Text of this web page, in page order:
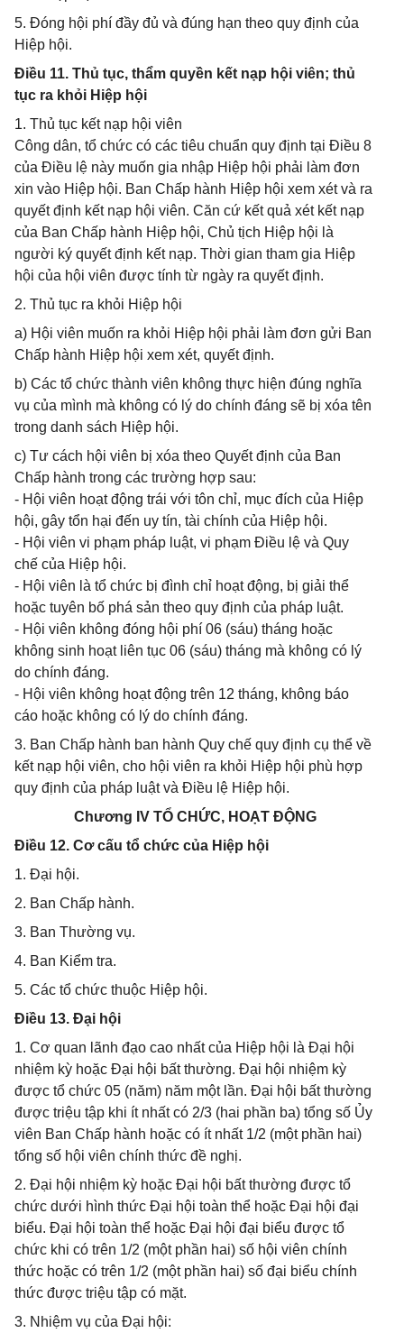
5. Đóng hội phí đầy đủ và đúng hạn theo quy định của
Hiệp hội.
Điều 11. Thủ tục, thẩm quyền kết nạp hội viên; thủ
tục ra khỏi Hiệp hội
1. Thủ tục kết nạp hội viên
Công dân, tổ chức có các tiêu chuẩn quy định tại Điều 8
của Điều lệ này muốn gia nhập Hiệp hội phải làm đơn
xin vào Hiệp hội. Ban Chấp hành Hiệp hội xem xét và ra
quyết định kết nạp hội viên. Căn cứ kết quả xét kết nạp
của Ban Chấp hành Hiệp hội, Chủ tịch Hiệp hội là
người ký quyết định kết nạp. Thời gian tham gia Hiệp
hội của hội viên được tính từ ngày ra quyết định.
2. Thủ tục ra khỏi Hiệp hội
a) Hội viên muốn ra khỏi Hiệp hội phải làm đơn gửi Ban
Chấp hành Hiệp hội xem xét, quyết định.
b) Các tổ chức thành viên không thực hiện đúng nghĩa
vụ của mình mà không có lý do chính đáng sẽ bị xóa tên
trong danh sách Hiệp hội.
c) Tư cách hội viên bị xóa theo Quyết định của Ban
Chấp hành trong các trường hợp sau:
- Hội viên hoạt động trái với tôn chỉ, mục đích của Hiệp
hội, gây tổn hại đến uy tín, tài chính của Hiệp hội.
- Hội viên vi phạm pháp luật, vi phạm Điều lệ và Quy
chế của Hiệp hội.
- Hội viên là tổ chức bị đình chỉ hoạt động, bị giải thể
hoặc tuyên bố phá sản theo quy định của pháp luật.
- Hội viên không đóng hội phí 06 (sáu) tháng hoặc
không sinh hoạt liên tục 06 (sáu) tháng mà không có lý
do chính đáng.
- Hội viên không hoạt động trên 12 tháng, không báo
cáo hoặc không có lý do chính đáng.
3. Ban Chấp hành ban hành Quy chế quy định cụ thể về
kết nạp hội viên, cho hội viên ra khỏi Hiệp hội phù hợp
quy định của pháp luật và Điều lệ Hiệp hội.
Chương IV TỔ CHỨC, HOẠT ĐỘNG
Điều 12. Cơ cấu tổ chức của Hiệp hội
1. Đại hội.
2. Ban Chấp hành.
3. Ban Thường vụ.
4. Ban Kiểm tra.
5. Các tổ chức thuộc Hiệp hội.
Điều 13. Đại hội
1. Cơ quan lãnh đạo cao nhất của Hiệp hội là Đại hội
nhiệm kỳ hoặc Đại hội bất thường. Đại hội nhiệm kỳ
được tổ chức 05 (năm) năm một lần. Đại hội bất thường
được triệu tập khi ít nhất có 2/3 (hai phần ba) tổng số Ủy
viên Ban Chấp hành hoặc có ít nhất 1/2 (một phần hai)
tổng số hội viên chính thức đề nghị.
2. Đại hội nhiệm kỳ hoặc Đại hội bất thường được tổ
chức dưới hình thức Đại hội toàn thể hoặc Đại hội đại
biểu. Đại hội toàn thể hoặc Đại hội đại biểu được tổ
chức khi có trên 1/2 (một phần hai) số hội viên chính
thức hoặc có trên 1/2 (một phần hai) số đại biểu chính
thức được triệu tập có mặt.
3. Nhiệm vụ của Đại hội: